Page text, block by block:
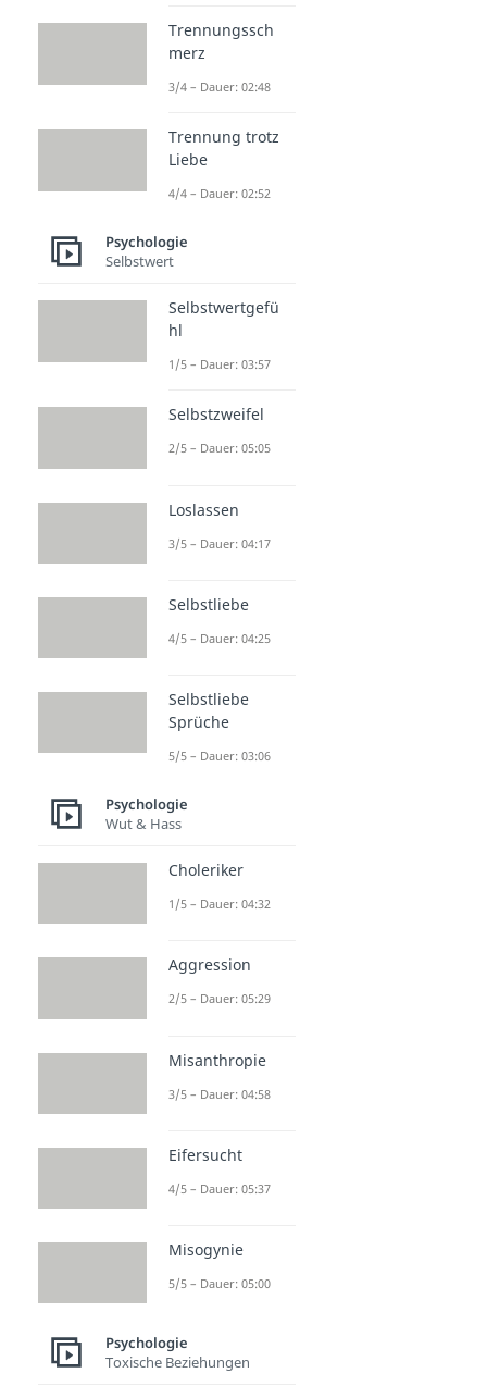
Trennungssch
merz
3/4 – Dauer: 02:48
Trennung trotz
Liebe
4/4 – Dauer: 02:52
Psychologie
Selbstwert
Selbstwertgefü
hl
1/5 – Dauer: 03:57
Selbstzweifel
2/5 – Dauer: 05:05
Loslassen
3/5 – Dauer: 04:17
Selbstliebe
4/5 – Dauer: 04:25
Selbstliebe
Sprüche
5/5 – Dauer: 03:06
Psychologie
Wut & Hass
Choleriker
1/5 – Dauer: 04:32
Aggression
2/5 – Dauer: 05:29
Misanthropie
3/5 – Dauer: 04:58
Eifersucht
4/5 – Dauer: 05:37
Misogynie
5/5 – Dauer: 05:00
Psychologie
Toxische Beziehungen